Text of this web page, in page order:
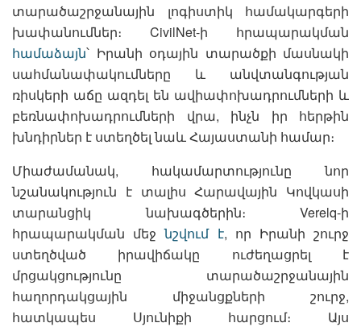
տարածաշրջանային լոգիստիկ համակարգերի
խափանումներ։ CivilNet-ի հրապարակման
համաձայն՝ Իրանի օդային տարածքի մասնակի
սահմանափակումները և անվտանգության
ռիսկերի աճը ազդել են ավիափոխադրումների և
բեռնափոխադրումների վրա, ինչն իր հերթին
խնդիրներ է ստեղծել նաև Հայաստանի համար։
Միաժամանակ, հակամարտությունը նոր
նշանակություն է տալիս Հարավային Կովկասի
տարանցիկ նախագծերին։ Verelq-ի
հրապարակման մեջնշվում է, որ Իրանի շուրջ
ստեղծված իրավիճակը ուժեղացրել է
մրցակցությունը տարածաշրջանային
հաղորդակցային միջանցքների շուրջ,
հատկապես Սյունիքի հարցում։ Այս